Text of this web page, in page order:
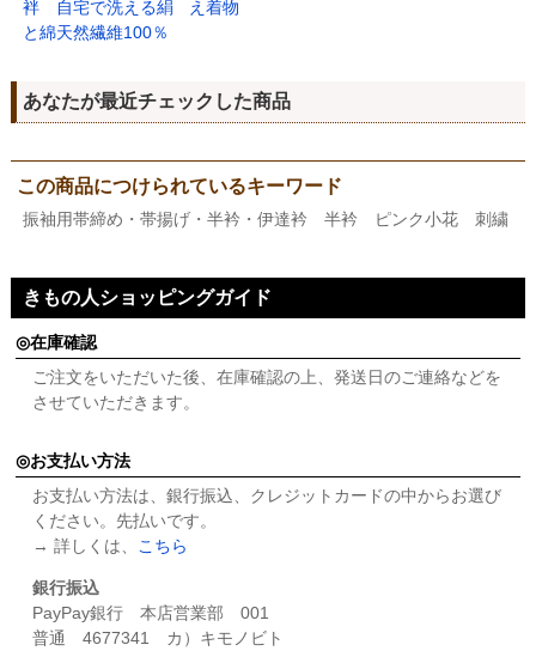
袢 自宅で洗える絹
と綿天然繊維100％
え着物
あなたが最近チェックした商品
この商品につけられているキーワード
振袖用帯締め・帯揚げ・半衿・伊達衿 半衿 ピンク小花 刺繍
きもの人ショッピングガイド
在庫確認
ご注文をいただいた後、在庫確認の上、発送日のご連絡などを
させていただきます。
お支払い方法
お支払い方法は、銀行振込、クレジットカードの中からお選び
ください。先払いです。
→ 詳しくは、
こちら
銀行振込
PayPay銀行 本店営業部 001
普通 4677341 カ）キモノビト